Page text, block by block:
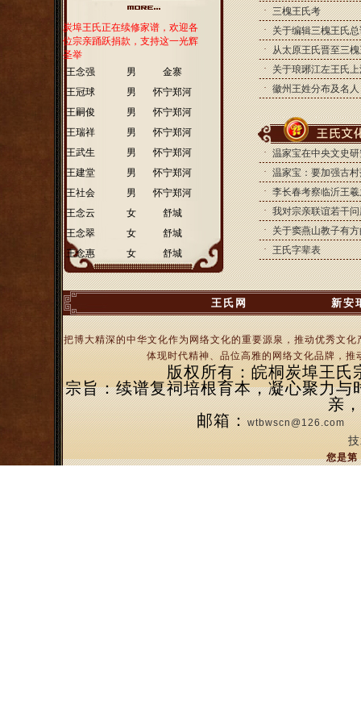
炭埠王氏正在续修家谱，欢迎各
位宗亲踊跃捐款，支持这一光辉
圣举
· 王念强 男
金寨
· 王冠球 男
怀宁郑河
· 王嗣俊 男
怀宁郑河
· 王瑞祥 男
怀宁郑河
· 王武生 男
怀宁郑河
· 王建堂 男
怀宁郑河
· 王社会 男
怀宁郑河
· 王念云 女
舒城
· 王念翠 女
舒城
· 王念惠 女 舒城
· 三槐王氏考
· 关于编辑三槐王氏
· 从太原王氏晋至三
· 关于琅琊江左王氏
· 徽州王姓分布及名人
· 温家宝在中央文史
· 温家宝：要加强古
· 李长春考察临沂王
· 我对宗亲联谊若干
· 关于窦燕山教子有
· 王氏字辈表
王氏网 新安
把博大精深的中华文化作为网络文化的重要源泉，推动优秀文
体现时代精神、品位高雅的网络文化品牌，
版权所有：皖桐炭埠王氏
宗旨：续谱复祠培根育本，凝心聚力
亲
邮箱：wtbwscn@126.com
您是第